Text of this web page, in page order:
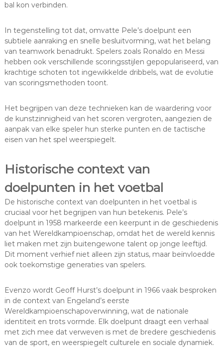
bal kon verbinden.
In tegenstelling tot dat, omvatte Pele’s doelpunt een
subtiele aanraking en snelle besluitvorming, wat het belang
van teamwork benadrukt. Spelers zoals Ronaldo en Messi
hebben ook verschillende scoringsstijlen gepopulariseerd, van
krachtige schoten tot ingewikkelde dribbels, wat de evolutie
van scoringsmethoden toont.
Het begrijpen van deze technieken kan de waardering voor
de kunstzinnigheid van het scoren vergroten, aangezien de
aanpak van elke speler hun sterke punten en de tactische
eisen van het spel weerspiegelt.
Historische context van
doelpunten in het voetbal
De historische context van doelpunten in het voetbal is
cruciaal voor het begrijpen van hun betekenis. Pele’s
doelpunt in 1958 markeerde een keerpunt in de geschiedenis
van het Wereldkampioenschap, omdat het de wereld kennis
liet maken met zijn buitengewone talent op jonge leeftijd.
Dit moment verhief niet alleen zijn status, maar beïnvloedde
ook toekomstige generaties van spelers.
Evenzo wordt Geoff Hurst’s doelpunt in 1966 vaak besproken
in de context van Engeland’s eerste
Wereldkampioenschapoverwinning, wat de nationale
identiteit en trots vormde. Elk doelpunt draagt een verhaal
met zich mee dat verweven is met de bredere geschiedenis
van de sport, en weerspiegelt culturele en sociale dynamiek.